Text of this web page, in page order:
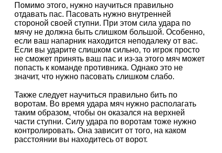
Помимо этого, нужно научиться правильно
отдавать пас. Пасовать нужно внутренней
стороной своей ступни. При этом сила удара по
мячу не должна быть слишком большой. Особенно,
если ваш напарник находится неподалеку от вас.
Если вы ударите слишком сильно, то игрок просто
не сможет принять ваш пас и из-за этого мяч может
попасть к команде противника. Однако это не
значит, что нужно пасовать слишком слабо.
Также следует научиться правильно бить по
воротам. Во время удара мяч нужно располагать
таким образом, чтобы он оказался на верхней
части ступни. Силу удара по воротам тоже нужно
контролировать. Она зависит от того, на каком
расстоянии вы находитесь от ворот.